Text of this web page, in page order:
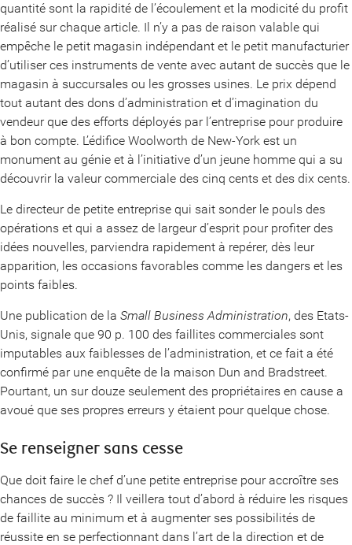
quantité sont la rapidité de l’écoulement et la modicité du profit
réalisé sur chaque article. Il n’y a pas de raison valable qui
empêche le petit magasin indépendant et le petit manufacturier
d’utiliser ces instruments de vente avec autant de succès que le
magasin à succursales ou les grosses usines. Le prix dépend
tout autant des dons d’administration et d’imagination du
vendeur que des efforts déployés par l’entreprise pour produire
à bon compte. L’édifice Woolworth de New-York est un
monument au génie et à l’initiative d’un jeune homme qui a su
découvrir la valeur commerciale des cinq cents et des dix cents.
Le directeur de petite entreprise qui sait sonder le pouls des
opérations et qui a assez de largeur d’esprit pour profiter des
idées nouvelles, parviendra rapidement à repérer, dès leur
apparition, les occasions favorables comme les dangers et les
points faibles.
Une publication de la Small Business Administration, des Etats-
Unis, signale que 90 p. 100 des faillites commerciales sont
imputables aux faiblesses de l’administration, et ce fait a été
confirmé par une enquête de la maison Dun and Bradstreet.
Pourtant, un sur douze seulement des propriétaires en cause a
avoué que ses propres erreurs y étaient pour quelque chose.
Se renseigner sans cesse
Que doit faire le chef d’une petite entreprise pour accroître ses
chances de succès ? Il veillera tout d’abord à réduire les risques
de faillite au minimum et à augmenter ses possibilités de
réussite en se perfectionnant dans l’art de la direction et de